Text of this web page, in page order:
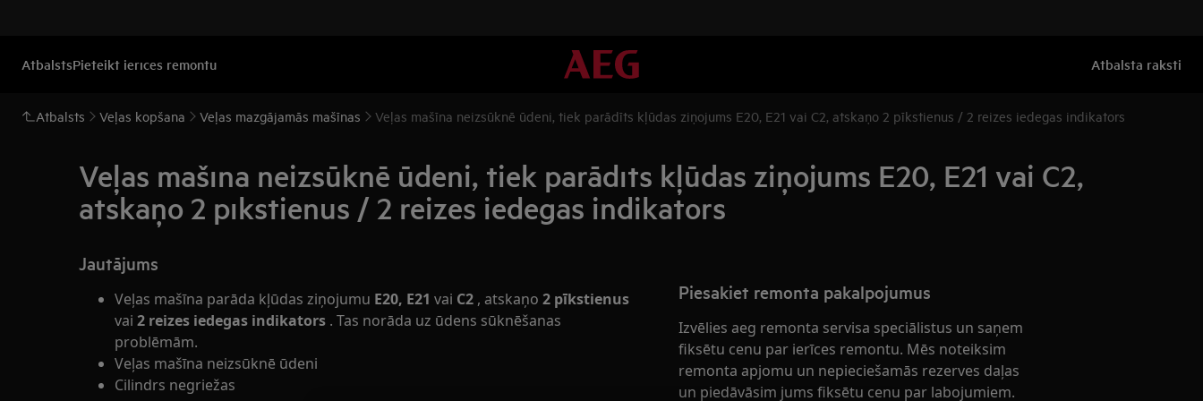
AtbalstsPieteikt ierīces remontu Atbalsta raksti
Atbalsts Veļas kopšana Veļas mazgājamās mašīnas Veļas mašīna neizsūknē ūdeni, tiek parādīts kļūdas ziņojums E20, E21 vai C2, atskaņo 2 pīkstienus / 2 reizes iedegas indikators
Veļas mašīna neizsūknē ūdeni, tiek parādīts kļūdas ziņojums E20, E21 vai C2,
atskaņo 2 pīkstienus / 2 reizes iedegas indikators
Jautājums
Veļas mašīna parāda kļūdas ziņojumu E20, E21 vai C2 , atskaņo 2 pīkstienus
vai 2 reizes iedegas indikators . Tas norāda uz ūdens sūknēšanas
problēmām.
Veļas mašīna neizsūknē ūdeni
Cilindrs negriežas
Piesakiet remonta pakalpojumus
Izvēlies aeg remonta servisa speciālistus un saņem
fiksētu cenu par ierīces remontu. Mēs noteiksim
remonta apjomu un nepieciešamās rezerves daļas
un piedāvāsim jums fiksētu cenu par labojumiem.